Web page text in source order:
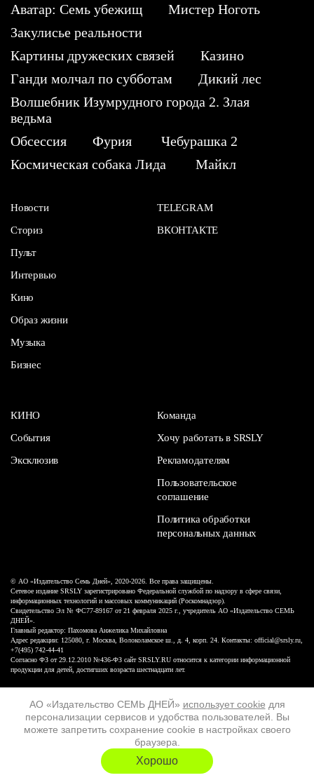
АО «Издательство СЕМЬ ДНЕЙ» использует cookie для
персонализации сервисов и удобства пользователей. Вы
можете запретить сохранение cookie в настройках своего
браузера.
Хорошо
Аватар: Семь убежищ
Мистер Ноготь
Закулисье реальности
Картины дружеских связей
Казино
Ганди молчал по субботам
Дикий лес
Волшебник Изумрудного города 2. Злая
ведьма
Обсессия
Фурия
Чебурашка 2
Космическая собака Лида
Майкл
Новости
Сториз
Пульт
Интервью
Кино
Образ жизни
Музыка
Бизнес
TELEGRAM
ВКОНТАКТЕ
КИНО
События
Эксклюзив
Команда
Хочу работать в SRSLY
Рекламодателям
Пользовательское
соглашение
Политика обработки
персональных данных
16+
© АО «Издательство Семь Дней», 2020-2026. Все права защищены.
Сетевое издание SRSLY зарегистрировано Федеральной службой по надзору в сфере связи,
информационных технологий и массовых коммуникаций (Роскомнадзор).
Свидетельство Эл № ФС77-89167 от 21 февраля 2025 г., учредитель АО «Издательство СЕМЬ
ДНЕЙ».
Главный редактор: Пахомова Анжелика Михайловна
Адрес редакции: 125080, г. Москва, Волоколамское ш., д. 4, корп. 24. Контакты: official@srsly.ru,
+7(495) 742-44-41
Согласно ФЗ от 29.12.2010 №436-ФЗ сайт SRSLY.RU относится к категории информационной
продукции для детей, достигших возраста шестнадцати лет.
ХОЧУ ЕЩЁ